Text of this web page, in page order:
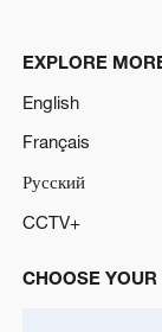
EXPLORE
English
Français
Русский
CCTV+
CHOOSE YOUR